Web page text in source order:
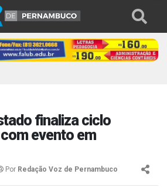
finaliza ciclo
evento em
Por Redação Voz de Pernambuco